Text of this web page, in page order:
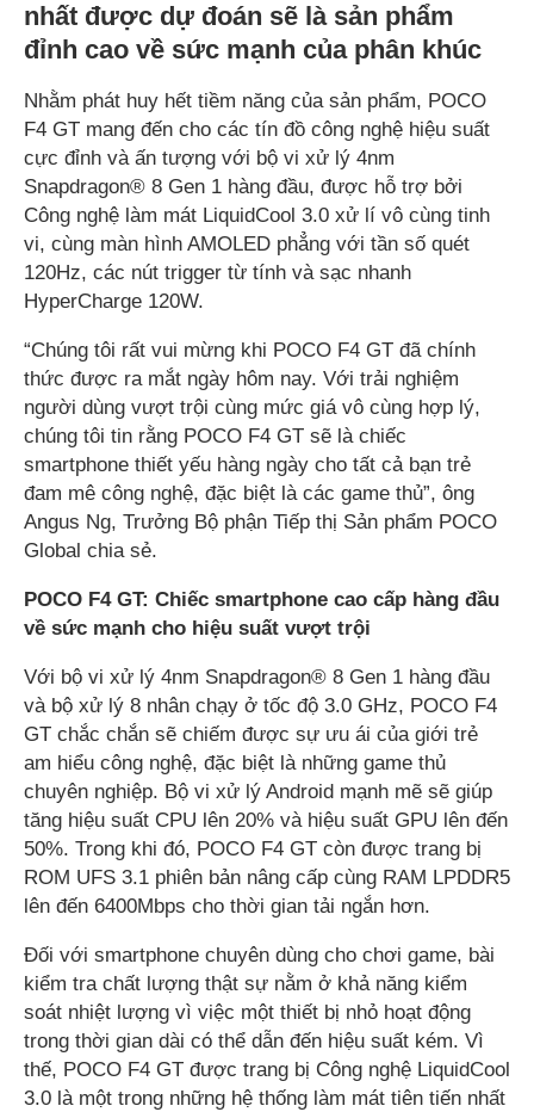
nhất được dự đoán sẽ là sản phẩm
đỉnh cao về sức mạnh của phân khúc
Nhằm phát huy hết tiềm năng của sản phẩm, POCO
F4 GT mang đến cho các tín đồ công nghệ hiệu suất
cực đỉnh và ấn tượng với bộ vi xử lý 4nm
Snapdragon® 8 Gen 1 hàng đầu, được hỗ trợ bởi
Công nghệ làm mát LiquidCool 3.0 xử lí vô cùng tinh
vi, cùng màn hình AMOLED phẳng với tần số quét
120Hz, các nút trigger từ tính và sạc nhanh
HyperCharge 120W.
“Chúng tôi rất vui mừng khi POCO F4 GT đã chính
thức được ra mắt ngày hôm nay. Với trải nghiệm
người dùng vượt trội cùng mức giá vô cùng hợp lý,
chúng tôi tin rằng POCO F4 GT sẽ là chiếc
smartphone thiết yếu hàng ngày cho tất cả bạn trẻ
đam mê công nghệ, đặc biệt là các game thủ”, ông
Angus Ng, Trưởng Bộ phận Tiếp thị Sản phẩm POCO
Global chia sẻ.
POCO F4 GT: Chiếc smartphone cao cấp hàng đầu
về sức mạnh cho hiệu suất vượt trội
Với bộ vi xử lý 4nm Snapdragon® 8 Gen 1 hàng đầu
và bộ xử lý 8 nhân chạy ở tốc độ 3.0 GHz, POCO F4
GT chắc chắn sẽ chiếm được sự ưu ái của giới trẻ
am hiểu công nghệ, đặc biệt là những game thủ
chuyên nghiệp. Bộ vi xử lý Android mạnh mẽ sẽ giúp
tăng hiệu suất CPU lên 20% và hiệu suất GPU lên đến
50%. Trong khi đó, POCO F4 GT còn được trang bị
ROM UFS 3.1 phiên bản nâng cấp cùng RAM LPDDR5
lên đến 6400Mbps cho thời gian tải ngắn hơn.
Đối với smartphone chuyên dùng cho chơi game, bài
kiểm tra chất lượng thật sự nằm ở khả năng kiểm
soát nhiệt lượng vì việc một thiết bị nhỏ hoạt động
trong thời gian dài có thể dẫn đến hiệu suất kém. Vì
thế, POCO F4 GT được trang bị Công nghệ LiquidCool
3.0 là một trong những hệ thống làm mát tiên tiến nhất